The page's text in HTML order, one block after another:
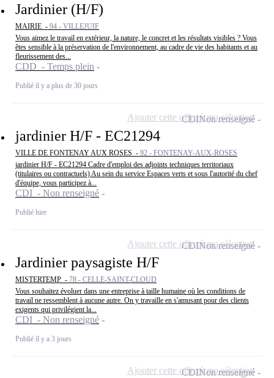
Jardinier (H/F)
MAIRIE - 94 - VILLEJUIF
Vous aimez le travail en extérieur, la nature, le concret et les résultats visibles ? Vous
êtes sensible à la préservation de l'environnement, au cadre de vie des habitants et au
fleurissement des...
CDD - Temps plein
Publié il y a plus de 30 jours
jardinier H/F - EC21294
VILLE DE FONTENAY AUX ROSES - 92 - FONTENAY-AUX-ROSES
jardinier H/F - EC21294 Cadre d'emploi des adjoints techniques territoriaux
(titulaires ou contractuels) Au sein du service Espaces verts et sous l'autorité du chef
d'équipe, vous participez à...
CDI - Non renseigné
Publié hier
CDINon renseigné
Ajouter cette offre à ma sélection
Jardinier paysagiste H/F
MISTERTEMP - 78 - CELLE-SAINT-CLOUD
Vous souhaitez évoluer dans une entreprise à taille humaine où les conditions de
travail ne ressemblent à aucune autre. On y travaille en s'amusant pour des clients
exigents qui privilégient la...
CDI - Non renseigné
Publié il y a 3 jours
CDINon renseigné
Ajouter cette offre à ma sélection
CDINon renseigné
Ajouter cette offre à ma sélection